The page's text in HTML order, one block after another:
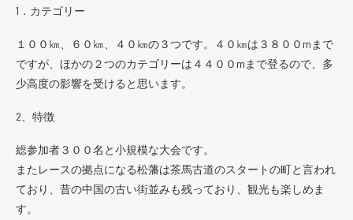
1．カテゴリー
１００㎞、６０㎞、４０㎞の３つです。４０㎞は３８００mまで
ですが、ほかの２つのカテゴリーは４４００mまで登るので、多
少高度の影響を受けると思います。
2、特徴
総参加者３００名と小規模な大会です。
またレースの拠点になる松藩は茶馬古道のスタートの町と言われ
ており、昔の中国の古い街並みも残っており、観光も楽しめま
す。